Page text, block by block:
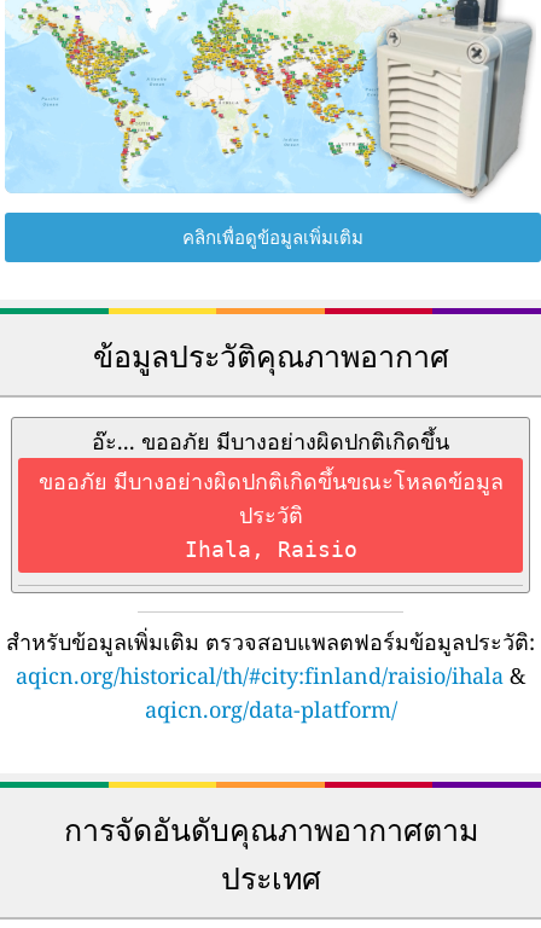
คลิกเพื่อดูข้อมูลเพิ่มเติม
ข้อมูลประวัติคุณภาพอากาศ
อ๊ะ... ขออภัย มีบางอย่างผิดปกติเกิดขึ้น
ขออภัย มีบางอย่างผิดปกติเกิดขึ้นขณะโหลดข้อมูล
ประวัติ
Ihala, Raisio
สำหรับข้อมูลเพิ่มเติม ตรวจสอบแพลตฟอร์มข้อมูลประวัติ:
aqicn.org/historical/th/#city:finland/raisio/ihala &
aqicn.org/data-platform/
การจัดอันดับคุณภาพอากาศตาม
ประเทศ